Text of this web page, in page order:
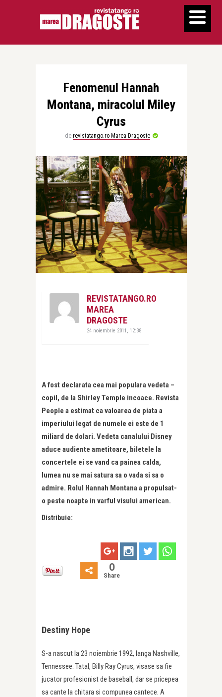
Fenomenul Hannah
Montana, miracolul Miley
Cyrus
de revistatango.ro Marea Dragoste
REVISTATANGO.RO
MAREA
DRAGOSTE
24 noiembrie 2011, 12:38
A fost declarata cea mai populara vedeta –
copil, de la Shirley Temple incoace. Revista
People a estimat ca valoarea de piata a
imperiului legat de numele ei este de 1
miliard de dolari. Vedeta canalului Disney
aduce audiente ametitoare, biletele la
concertele ei se vand ca painea calda,
lumea nu se mai satura sa o vada si sa o
admire. Rolul Hannah Montana a propulsat-
o peste noapte in varful visului american.
Distribuie:
0
Share
Destiny Hope
S-a nascut la 23 noiembrie 1992, langa Nashville,
Tennessee. Tatal, Billy Ray Cyrus, visase sa fie
jucator profesionist de baseball, dar se pricepea
sa cante la chitara si compunea cantece. A